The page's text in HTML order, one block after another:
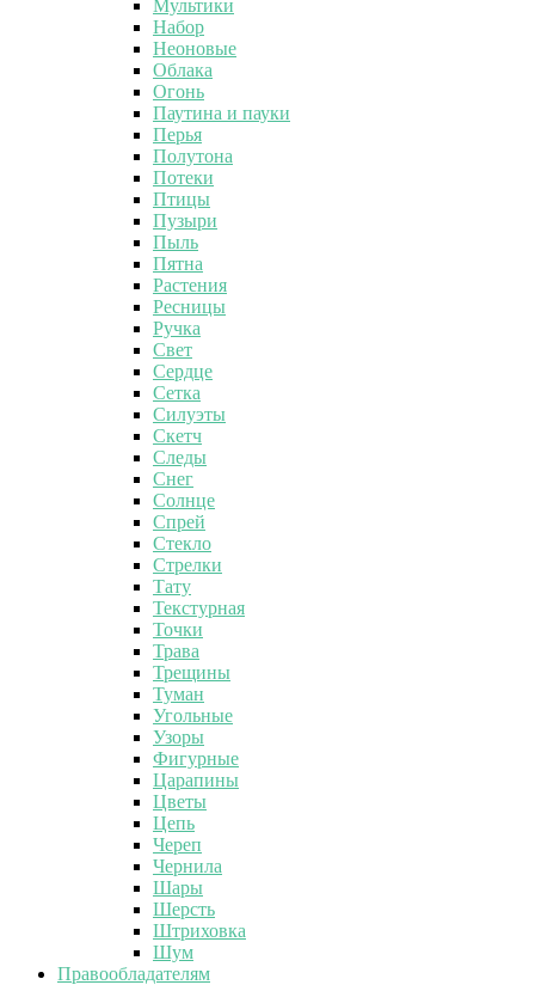
Мультики
Набор
Неоновые
Облака
Огонь
Паутина и пауки
Перья
Полутона
Потеки
Птицы
Пузыри
Пыль
Пятна
Растения
Ресницы
Ручка
Свет
Сердце
Сетка
Силуэты
Скетч
Следы
Снег
Солнце
Спрей
Стекло
Стрелки
Тату
Текстурная
Точки
Трава
Трещины
Туман
Угольные
Узоры
Фигурные
Царапины
Цветы
Цепь
Череп
Чернила
Шары
Шерсть
Штриховка
Шум
Правообладателям